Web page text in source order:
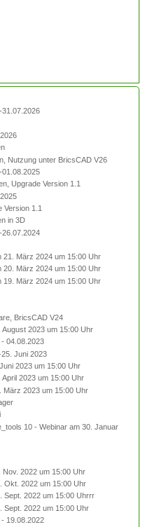
31.07.2026
Nutzung unter BricsCAD V26
Upgrade Version 1.1
Version 1.1
in 3D
21. März 2024 um 15:00 Uhr
20. März 2024 um 15:00 Uhr
19. März 2024 um 15:00 Uhr
BricsCAD V24
2023 um 15:00 Uhr
04.08.2023
Juni 2023
2023 um 15:00 Uhr
2023 um 15:00 Uhr
März 2023 um 15:00 Uhr
10 - Webinar am 30. Januar
2022 um 15:00 Uhr
Okt. 2022 um 15:00 Uhr
Sept. 2022 um 15:00 Uhrrr
Sept. 2022 um 15:00 Uhr
19.08.2022